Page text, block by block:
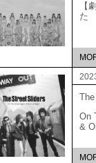
【
た
On
&